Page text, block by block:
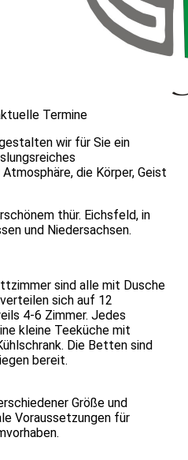
Termine
wir für Sie ein
die Körper, Geist
thür. Eichsfeld, in
und Niedersachsen.
sind alle mit Dusche
sich auf 12
4-6 Zimmer. Jedes
kleine Teeküche mit
Die Betten sind
bereit.
Größe und
Voraussetzungen für